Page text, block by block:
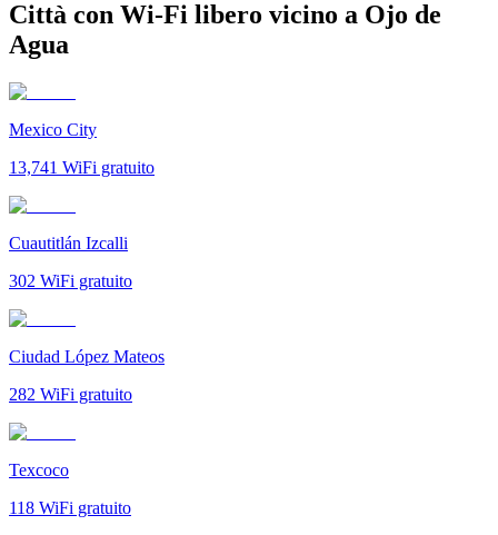
Città con Wi-Fi libero vicino a Ojo de
Agua
Mexico City
13,741 WiFi gratuito
Cuautitlán Izcalli
302 WiFi gratuito
Ciudad López Mateos
282 WiFi gratuito
Texcoco
118 WiFi gratuito